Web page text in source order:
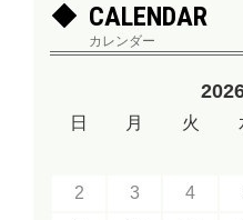
CALENDAR
カレンダー
日 月 火
2
3 4